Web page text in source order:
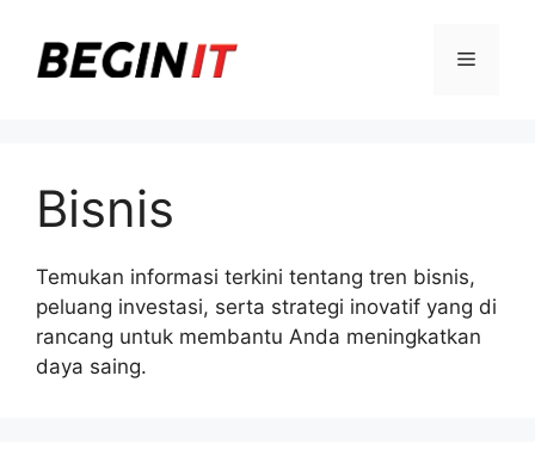
Menu
Bisnis
Temukan informasi terkini tentang tren bisnis,
peluang investasi, serta strategi inovatif yang di
rancang untuk membantu Anda meningkatkan
daya saing.